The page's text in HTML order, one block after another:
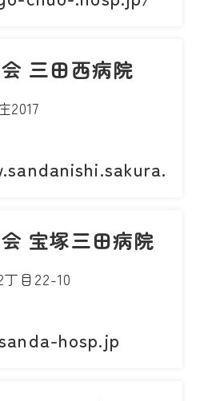
三田西病院
2017
宝塚三田病院
目22-10
hosp.jp